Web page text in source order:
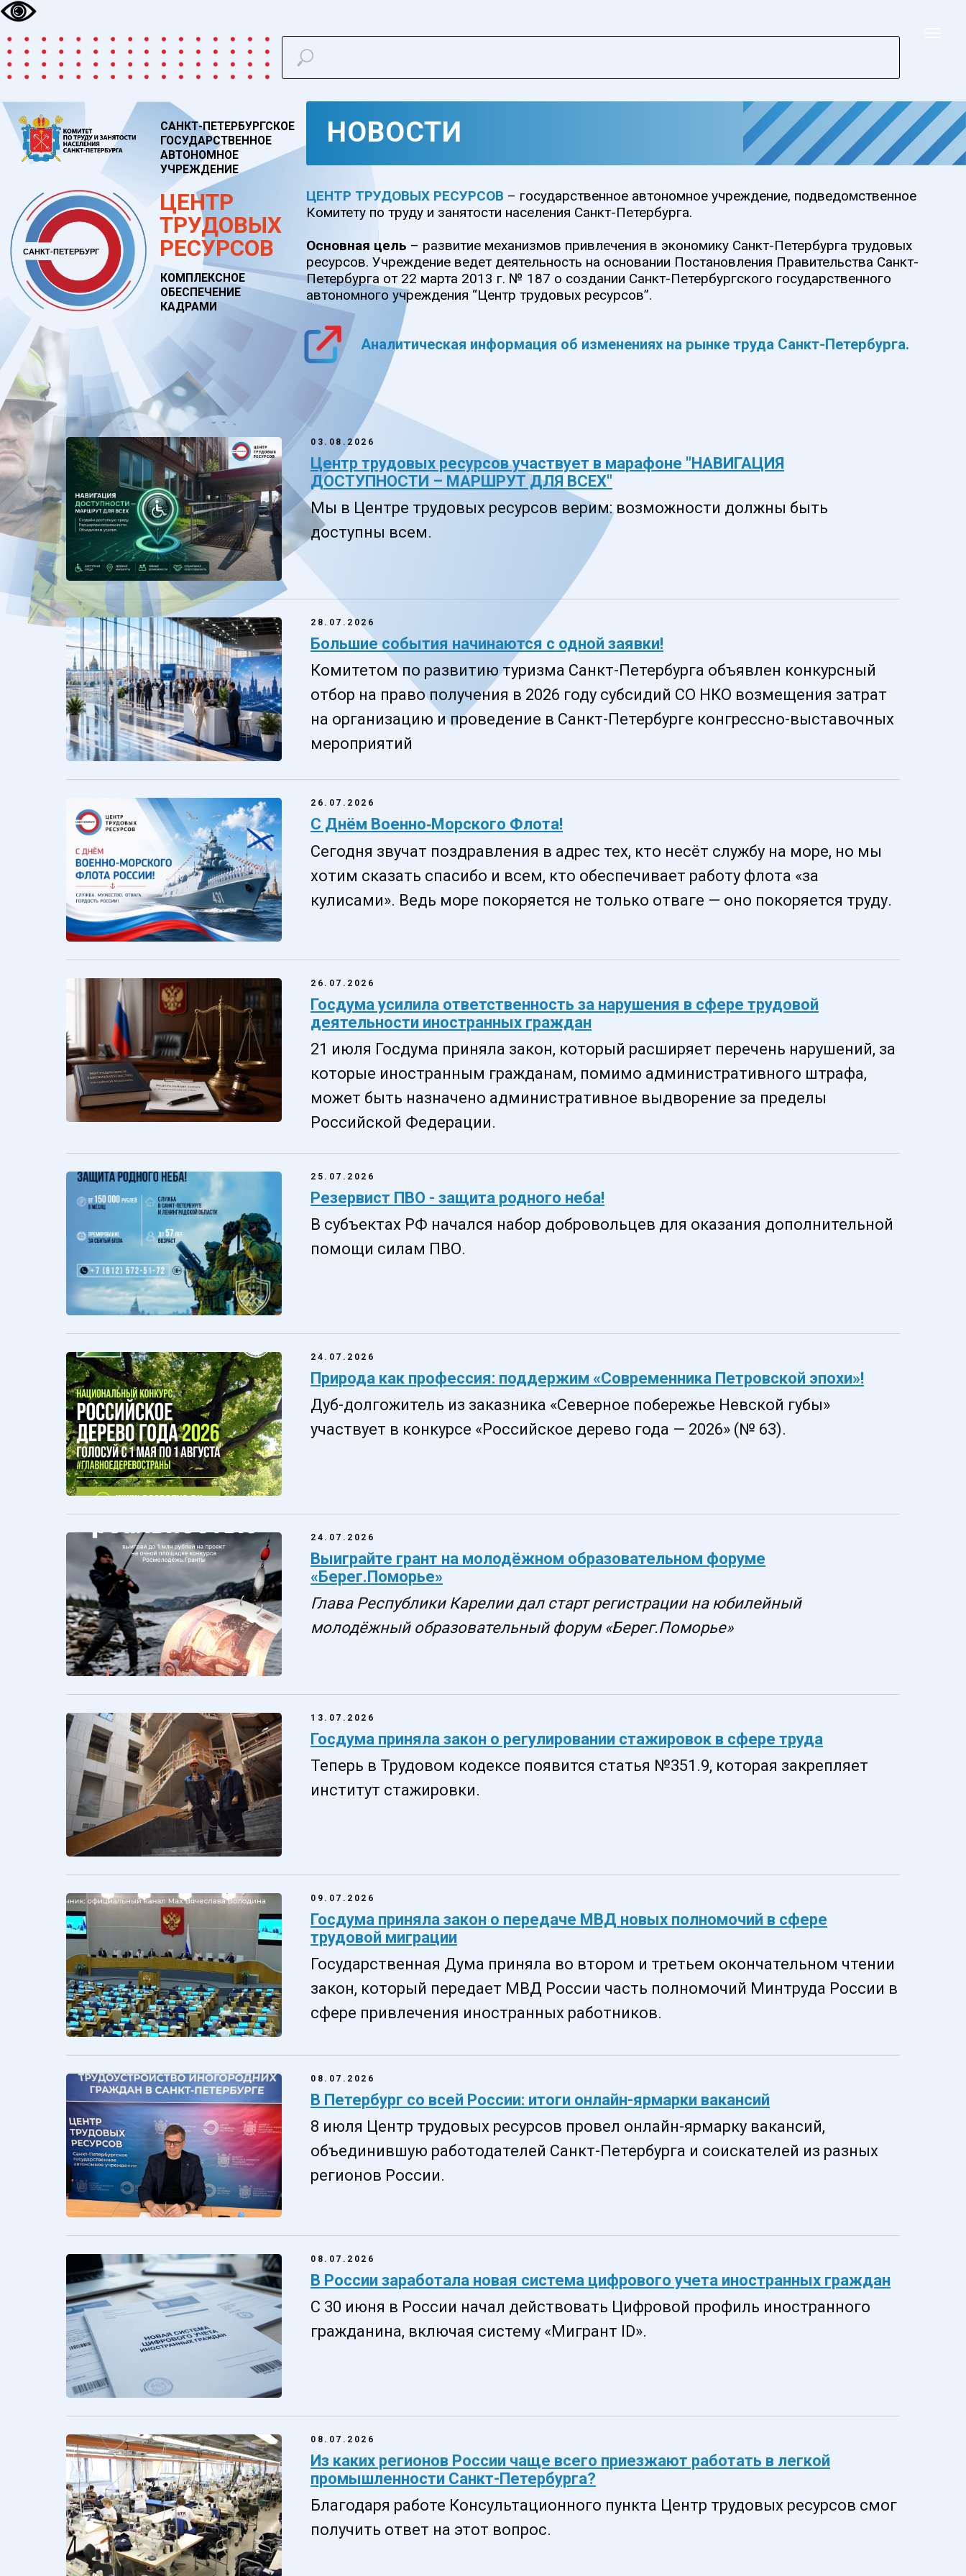
САНКТ-ПЕТЕРБУРГ
САНКТ-ПЕТЕРБУРГСКОЕ
ГОСУДАРСТВЕННОЕ
АВТОНОМНОЕ
УЧРЕЖДЕНИЕ
ЦЕНТР
ТРУДОВЫХ
РЕСУРСОВ
КОМПЛЕКСНОЕ
ОБЕСПЕЧЕНИЕ
КАДРАМИ
НОВОСТИ
Комитету по труду и занятости населения Санкт-Петербурга.
Основная цель– развитие механизмов привлечения в экономику Санкт-Петербурга трудовых
ресурсов. Учреждение ведет деятельность на основании Постановления Правительства Санкт-
Петербурга от 22 марта 2013 г. № 187 о создании Санкт-Петербургского государственного
автономного учреждения “Центр трудовых ресурсов”.
Аналитическая информация об изменениях на рынке труд
03.08.2026
Центр трудовых ресурсов участвует в марафоне "НАВИГАЦИЯ
ДОСТУПНОСТИ – МАРШРУТ ДЛЯ ВСЕХ"
Мы в Центре трудовых ресурсов верим: возможности должны быть
доступны всем.
28.07.2026
Большие события начинаются с одной заявки!
Комитетом по развитию туризма Санкт-Петербурга объявлен конкурсный
отбор на право получения в 2026 году субсидий СО НКО возмещения затрат
на организацию и проведение в Санкт-Петербурге конгрессно-выставочных
мероприятий
26.07.2026
С Днём Военно‑Морского Флота!
Сегодня звучат поздравления в адрес тех, кто несёт службу на море, но мы
хотим сказать спасибо и всем, кто обеспечивает работу флота «за
кулисами». Ведь море покоряется не только отваге — оно покоряется труду.
26.07.2026
Госдума усилила ответственность за нарушения в сфере трудовой
деятельности иностранных граждан
21 июля Госдума приняла закон, который расширяет перечень нарушений, за
которые иностранным гражданам, помимо административного штрафа,
может быть назначено административное выдворение за пределы
Российской Федерации.
25.07.2026
Резервист ПВО - защита родного неба!
В субъектах РФ начался набор добровольцев для оказания дополнительной
помощи силам ПВО.
24.07.2026
Природа как профессия: поддержим «Современника Петровской эпохи»!
Дуб-долгожитель из заказника «Северное побережье Невской губы»
участвует в конкурсе «Российское дерево года — 2026» (№ 63).
24.07.2026
Выиграйте грант на молодёжном образовательном форуме
«Берег.Поморье»
Глава Республики Карелии дал старт регистрации на юбилейный
молодёжный образовательный форум «Берег.Поморье»
13.07.2026
Госдума приняла закон о регулировании стажировок в сфере труда
Теперь в Трудовом кодексе появится статья №351.9, которая закрепляет
институт стажировки.
09.07.2026
Госдума приняла закон о передаче МВД новых полномочий в сфере
трудовой миграции
Государственная Дума приняла во втором и третьем окончательном чтении
закон, который передает МВД России часть полномочий Минтруда России в
сфере привлечения иностранных работников.
08.07.2026
В Петербург со всей России: итоги онлайн-ярмарки вакансий
8 июля Центр трудовых ресурсов провел онлайн-ярмарку вакансий,
объединившую работодателей Санкт-Петербурга и соискателей из разных
регионов России.
08.07.2026
В России заработала новая система цифрового учета иностранных граждан
С 30 июня в России начал действовать Цифровой профиль иностранного
гражданина, включая систему «Мигрант ID».
08.07.2026
Из каких регионов России чаще всего приезжают работать в легкой
промышленности Санкт-Петербурга?
Благодаря работе Консультационного пункта Центр трудовых ресурсов смог
получить ответ на этот вопрос.